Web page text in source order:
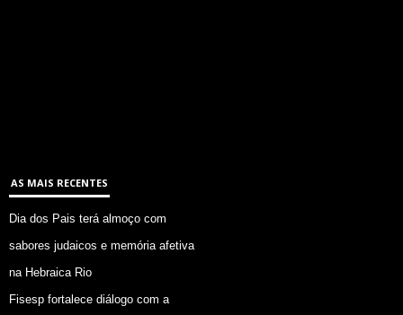
AS MAIS RECENTES
Dia dos Pais terá almoço com
sabores judaicos e memória afetiva
na Hebraica Rio
Fisesp fortalece diálogo com a